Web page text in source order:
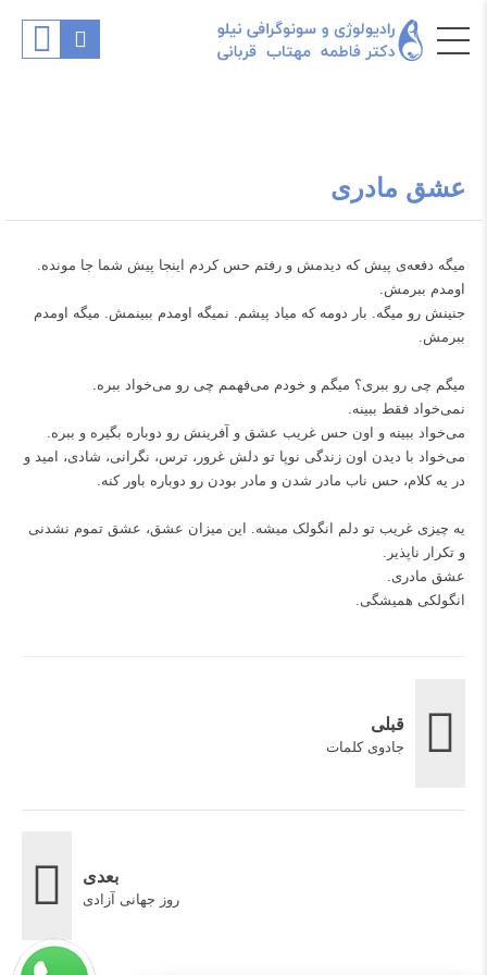
عشق مادری
میگه دفعه‌ی پیش که دیدمش و رفتم حس کردم اینجا پیش شما جا مونده.
اومدم ببرمش.
‌جنینش رو میگه. بار دومه که میاد پیشم. نمیگه اومدم ببینمش. میگه اومدم
ببرمش.
میگم چی رو ببری؟ میگم و خودم می‌فهمم چی رو می‌خواد ببره.
نمی‌خواد فقط ببینه.
می‌خواد ببینه و اون حس غریب عشق و آفرینش رو دوباره بگیره و ببره.
می‌خواد با دیدن اون زندگی نوپا تو دلش غرور، ترس، نگرانی، شادی، امید و
در یه کلام، حس ناب مادر شدن و مادر بودن رو دوباره باور کنه.
یه چیزی غریب تو دلم انگولک میشه. این میزان عشق، عشق تموم نشدنی
و تکرار ناپذیر.
عشق مادری.
انگولکی همیشگی.
قبلی
جادوی کلمات
بعدی
روز جهانی آزادی